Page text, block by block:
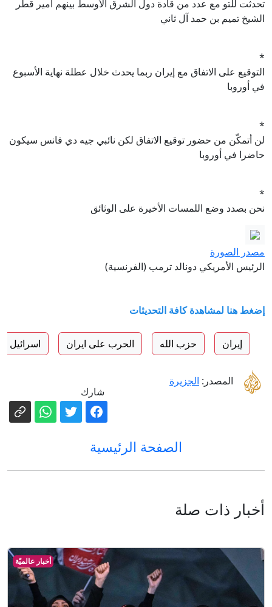
تحدثت للتو مع عدد من قادة دول الشرق الأوسط بينهم أمير قطر
الشيخ تميم بن حمد آل ثاني
*
التوقيع على الاتفاق مع إيران ربما يحدث خلال عطلة نهاية الأسبوع
في أوروبا
*
لن أتمكّن من حضور توقيع الاتفاق لكن نائبي جيه دي فانس سيكون
حاضرا في أوروبا
*
نحن بصدد وضع اللمسات الأخيرة على الوثائق
مصدر الصورة
الرئيس الأمريكي دونالد ترمب (الفرنسية)
إضغط هنا لمشاهدة كافة التحديثات
إيران حزب الله الحرب على ايران اسرائيل
المصدر: الجزيرة
شارك
الصفحة الرئيسية
أخبار ذات صلة
أخبار عالميّة